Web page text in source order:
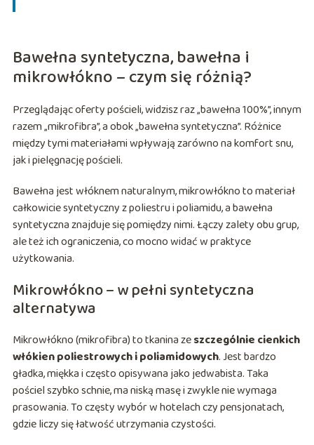
Bawełna syntetyczna, bawełna i
mikrowłókno – czym się różnią?
Przeglądając oferty pościeli, widzisz raz „bawełna 100%”, innym
razem „mikrofibra”, a obok „bawełna syntetyczna”. Różnice
między tymi materiałami wpływają zarówno na komfort snu,
jak i pielęgnację pościeli.
Bawełna jest włóknem naturalnym, mikrowłókno to materiał
całkowicie syntetyczny z poliestru i poliamidu, a bawełna
syntetyczna znajduje się pomiędzy nimi. Łączy zalety obu grup,
ale też ich ograniczenia, co mocno widać w praktyce
użytkowania.
Mikrowłókno – w pełni syntetyczna
alternatywa
Mikrowłókno (mikrofibra) to tkanina zeszczególnie cienkich
włókien poliestrowych i poliamidowych. Jest bardzo
gładka, miękka i często opisywana jako jedwabista. Taka
pościel szybko schnie, ma niską masę i zwykle nie wymaga
prasowania. To częsty wybór w hotelach czy pensjonatach,
gdzie liczy się łatwość utrzymania czystości.